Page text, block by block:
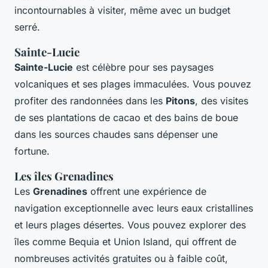
incontournables à visiter, même avec un budget
serré.
Sainte-Lucie
Sainte-Lucie est célèbre pour ses paysages
volcaniques et ses plages immaculées. Vous pouvez
profiter des randonnées dans les Pitons, des visites
de ses plantations de cacao et des bains de boue
dans les sources chaudes sans dépenser une
fortune.
Les îles Grenadines
Les Grenadines offrent une expérience de
navigation exceptionnelle avec leurs eaux cristallines
et leurs plages désertes. Vous pouvez explorer des
îles comme Bequia et Union Island, qui offrent de
nombreuses activités gratuites ou à faible coût,